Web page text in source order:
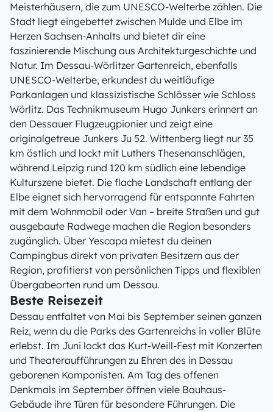
Meisterhäusern, die zum UNESCO-Welterbe zählen. Die
Stadt liegt eingebettet zwischen Mulde und Elbe im
Herzen Sachsen-Anhalts und bietet dir eine
faszinierende Mischung aus Architekturgeschichte und
Natur. Im Dessau-Wörlitzer Gartenreich, ebenfalls
UNESCO-Welterbe, erkundest du weitläufige
Parkanlagen und klassizistische Schlösser wie Schloss
Wörlitz. Das Technikmuseum Hugo Junkers erinnert an
den Dessauer Flugzeugpionier und zeigt eine
originalgetreue Junkers Ju 52. Wittenberg liegt nur 35
km östlich und lockt mit Luthers Thesenanschlägen,
während Leipzig rund 120 km südlich eine lebendige
Kulturszene bietet. Die flache Landschaft entlang der
Elbe eignet sich hervorragend für entspannte Fahrten
mit dem Wohnmobil oder Van – breite Straßen und gut
ausgebaute Radwege machen die Region besonders
zugänglich. Über Yescapa mietest du deinen
Campingbus direkt von privaten Besitzern aus der
Region, profitierst von persönlichen Tipps und flexiblen
Übergabeorten rund um Dessau.
Beste Reisezeit
Dessau entfaltet von Mai bis September seinen ganzen
Reiz, wenn du die Parks des Gartenreichs in voller Blüte
erlebst. Im Juni lockt das Kurt-Weill-Fest mit Konzerten
und Theateraufführungen zu Ehren des in Dessau
geborenen Komponisten. Am Tag des offenen
Denkmals im September öffnen viele Bauhaus-
Gebäude ihre Türen für besondere Führungen. Die